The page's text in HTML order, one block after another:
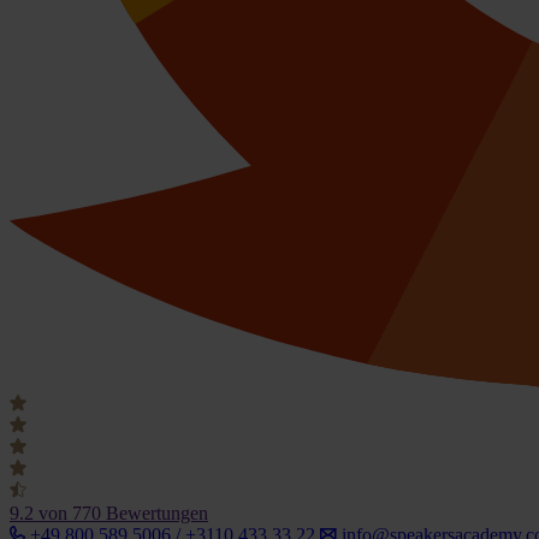
9.2 von 770 Bewertungen
+49 800 589 5006 / +3110 433 33 22